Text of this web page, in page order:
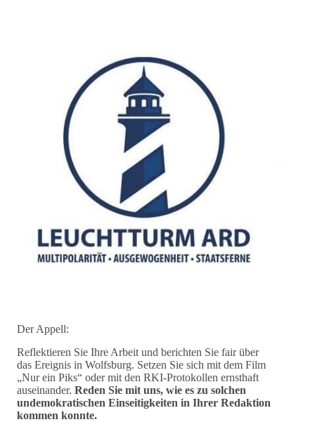
Der Appell:
Reflektieren Sie Ihre Arbeit und berichten Sie fair über
das Ereignis in Wolfsburg. Setzen Sie sich mit dem Film
„Nur ein Piks“ oder mit den RKI-Protokollen ernsthaft
auseinander. Reden Sie mit uns, wie es zu solchen
undemokratischen Einseitigkeiten in Ihrer Redaktion
kommen konnte.